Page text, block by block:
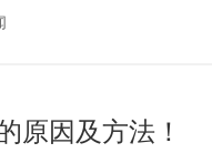
原因及方法！